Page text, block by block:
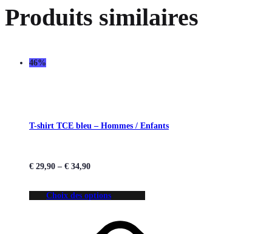
Produits similaires
46%
T-shirt TCE bleu – Hommes / Enfants
€ 29,90 – € 34,90
Choix des options